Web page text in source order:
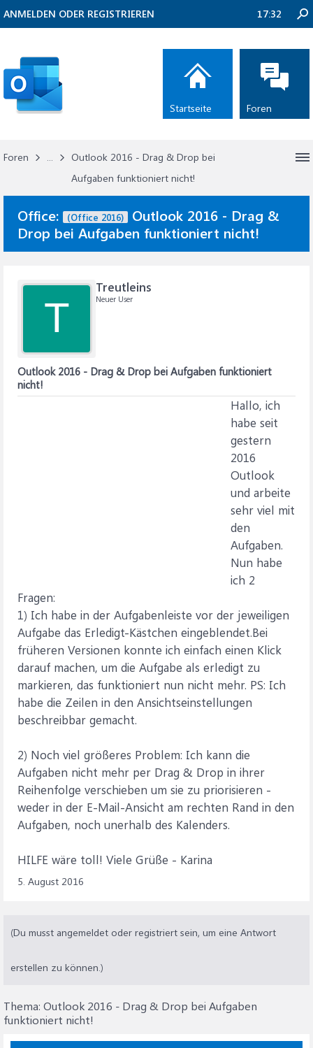
Foren ...
Outlook 2016 - Drag & Drop bei
Aufgaben funktioniert nicht!
Office: (Office 2016)
Outlook 2016 - Drag &
Drop bei Aufgaben funktioniert nicht!
T
Treutleins
Neuer User
Outlook 2016 - Drag & Drop bei Aufgaben funktioniert
nicht!
Hallo, ich
habe seit
gestern
2016
Outlook
und arbeite
sehr viel mit
den
Aufgaben.
Nun habe
ich 2
Fragen:
1) Ich habe in der Aufgabenleiste vor der jeweiligen
Aufgabe das Erledigt-Kästchen eingeblendet.Bei
früheren Versionen konnte ich einfach einen Klick
darauf machen, um die Aufgabe als erledigt zu
markieren, das funktioniert nun nicht mehr. PS: Ich
habe die Zeilen in den Ansichtseinstellungen
beschreibbar gemacht.
2) Noch viel größeres Problem: Ich kann die
Aufgaben nicht mehr per Drag & Drop in ihrer
Reihenfolge verschieben um sie zu priorisieren -
weder in der E-Mail-Ansicht am rechten Rand in den
Aufgaben, noch unerhalb des Kalenders.
HILFE wäre toll! Viele Grüße - Karina
5. August 2016
(Du musst angemeldet oder registriert sein, um eine Antwort
erstellen zu können.)
Thema: Outlook 2016 - Drag & Drop bei Aufgaben
funktioniert nicht!
ANMELDEN ODER REGISTRIEREN 17:32
Startseite Foren